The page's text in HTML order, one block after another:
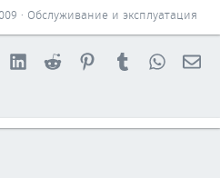
Обслуживание и эксплуатация
LinkedInReddit PinterestTumblr